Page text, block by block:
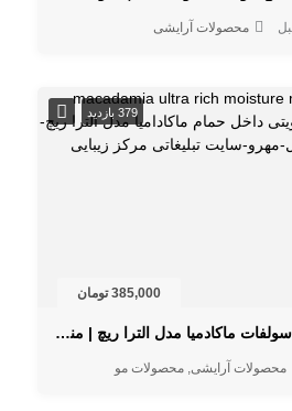
محصولات آرایشی
379 بازدید
385,000 تومان
ماسک مو تقویتی بدون سولفات ماکادمیا مدل الترا ریچ | مناسب موهای آسیب دیده و فر
محصولات آرایشی محصولات مو